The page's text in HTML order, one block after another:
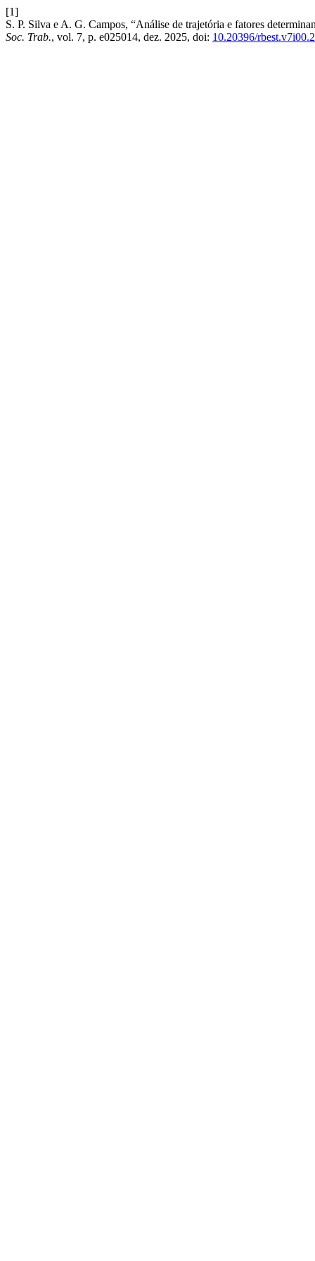
[1]
S. P. Silva e A. G. Campos, “Análise de trajetória e fatores
Soc. Trab., vol. 7, p. e025014, dez. 2025, doi: 10.20396/